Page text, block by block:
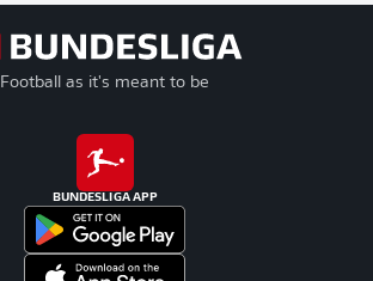
Football as it's meant to be
BUNDESLIGA APP